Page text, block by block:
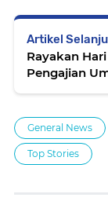
Artikel
Rayakan
Pengajian
General News
Top Stories